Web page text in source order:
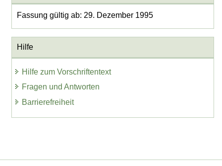
Fassung gültig ab: 29. Dezember 1995
Hilfe
Hilfe zum Vorschriftentext
Fragen und Antworten
Barrierefreiheit